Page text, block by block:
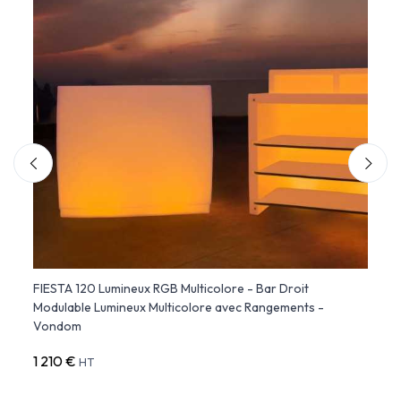
FIESTA 120 Lumineux RGB Multicolore - Bar Droit
Modulable Lumineux Multicolore avec Rangements -
Vondom
1 210 € HT